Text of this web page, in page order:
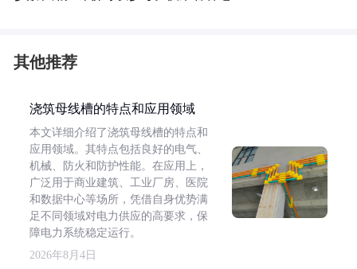
其他推荐
浇筑母线槽的特点和应用领域
本文详细介绍了浇筑母线槽的特点和
应用领域。其特点包括良好的电气、
机械、防火和防护性能。在应用上，
广泛用于商业建筑、工业厂房、医院
和数据中心等场所，凭借自身优势满
足不同领域对电力供应的高要求，保
障电力系统稳定运行。
2026年8月4日